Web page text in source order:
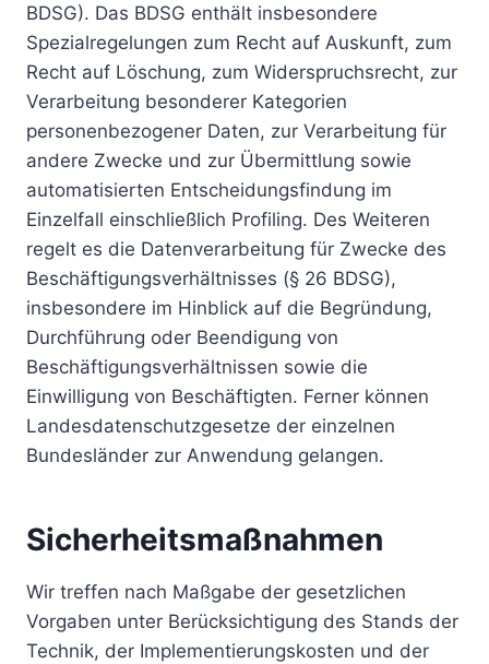
BDSG). Das BDSG enthält insbesondere
Spezialregelungen zum Recht auf Auskunft, zum
Recht auf Löschung, zum Widerspruchsrecht, zur
Verarbeitung besonderer Kategorien
personenbezogener Daten, zur Verarbeitung für
andere Zwecke und zur Übermittlung sowie
automatisierten Entscheidungsfindung im
Einzelfall einschließlich Profiling. Des Weiteren
regelt es die Datenverarbeitung für Zwecke des
Beschäftigungsverhältnisses (§ 26 BDSG),
insbesondere im Hinblick auf die Begründung,
Durchführung oder Beendigung von
Beschäftigungsverhältnissen sowie die
Einwilligung von Beschäftigten. Ferner können
Landesdatenschutzgesetze der einzelnen
Bundesländer zur Anwendung gelangen.
Sicherheitsmaßnahmen
Wir treffen nach Maßgabe der gesetzlichen
Vorgaben unter Berücksichtigung des Stands der
Technik, der Implementierungskosten und der